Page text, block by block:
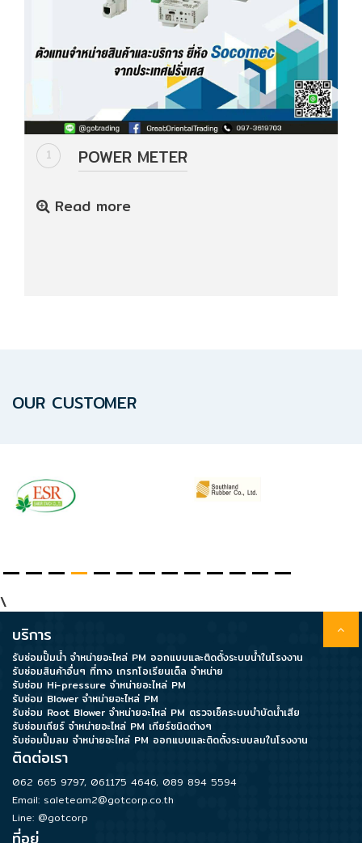
สายพาน
ปก
อื่นๆ)
Projects
About
Us
Contact
Us
Our
Customer
1 POWER METER
Read more
OUR CUSTOMER
\
บริการ
รับซ่อมปั๊มน้ำ จำหน่ายอะไหล่ PM ออกแบบและติดตั้งระบบน้ำในโรงงาน
รับซ่อมสินค้าอื่นๆ ที่ทาง เกรทโอเรียนเต็ล จำหน่าย
รับซ่อม Hi-pressure จำหน่ายอะไหล่ PM
รับซ่อม Blower จำหน่ายอะไหล่ PM
รับซ่อม Root Blower จำหน่ายอะไหล่ PM ตรวจเช็คระบบบำบัดน้ำเสีย
รับซ่อมเกียร์ จำหน่ายอะไหล่ PM เกียร์ชนิดต่างๆ
รับซ่อมปั๊มลม จำหน่ายอะไหล่ PM ออกแบบและติดตั้งระบบลมในโรงงาน
ติดต่อเรา
062 665 9797, 061175 4646, 089 894 5594
Email: saleteam2@gotcorp.co.th
Line: @gotcorp
ที่อยู่